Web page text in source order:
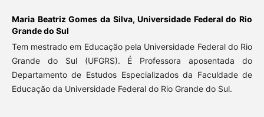
Maria Beatriz Gomes da Silva,Universidade Federal do Rio
Grande do Sul
Tem mestrado em Educação pela Universidade Federal do Rio
Grande do Sul (UFGRS). É Professora aposentada do
Departamento de Estudos Especializados da Faculdade de
Educação da Universidade Federal do Rio Grande do Sul.